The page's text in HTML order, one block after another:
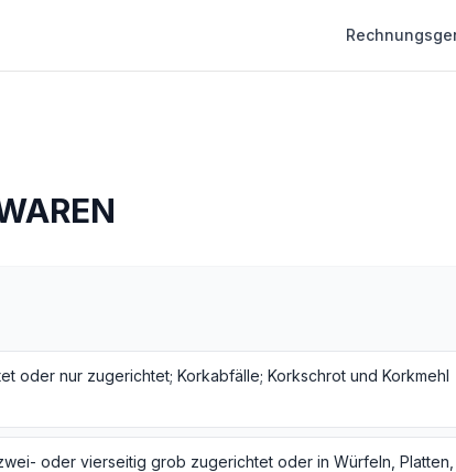
oder nur zugerichtet; Korkabfälle; Korkschrot und Korkmehl